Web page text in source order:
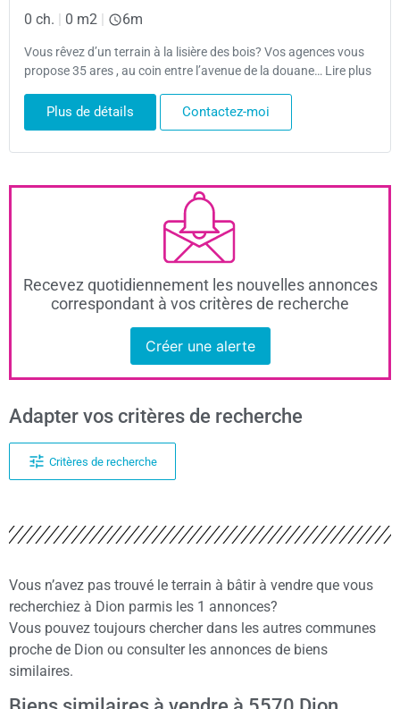
0 ch. | 0 m2 | 6m
Vous rêvez d’un terrain à la lisière des bois? Vos agences vous
propose 35 ares , au coin entre l’avenue de la douane… Lire plus
Plus de détails Contactez-moi
Recevez quotidiennement les nouvelles annonces
correspondant à vos critères de recherche
Créer une alerte
Adapter vos critères de recherche
Critères de recherche
Vous n’avez pas trouvé le terrain à bâtir à vendre que vous
recherchiez à Dion parmis les 1 annonces?
Vous pouvez toujours chercher dans les autres communes
proche de Dion ou consulter les annonces de biens
similaires.